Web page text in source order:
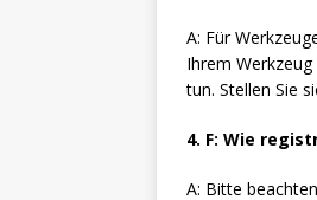
A: Für
Ihrem
tun. Stellen Sie
4. F: Wie
A: Bitte